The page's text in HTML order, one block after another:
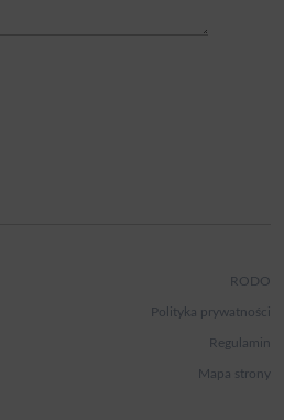
RODO
Polityka prywatności
Regulamin
Mapa strony